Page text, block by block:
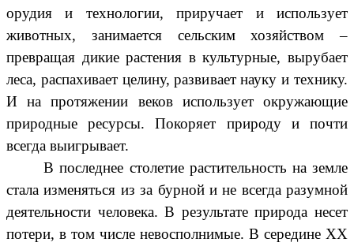
орудия и технологии, приручает и использует
животных, занимается сельским хозяйством –
превращая дикие растения в культурные, вырубает
леса, распахивает целину, развивает науку и технику.
И на протяжении веков использует окружающие
природные ресурсы. Покоряет природу и почти
всегда выигрывает.
В последнее столетие растительность на земле
стала изменяться из за бурной и не всегда разумной
деятельности человека. В результате природа несет
потери, в том числе невосполнимые. В середине XX